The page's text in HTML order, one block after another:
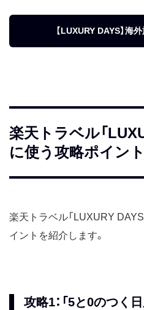
【LUXURY DAYS】海
楽天トラベル「
に使う攻略ポイント
楽天トラベル「LUXURY
イントを紹介します。
攻略1：「5と0のつく